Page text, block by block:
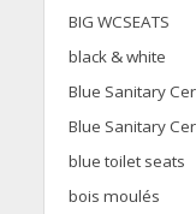
BIG WCSEATS
black & white
Blue Sanitary
Blue Sanitary
blue toilet seats
bois moulés